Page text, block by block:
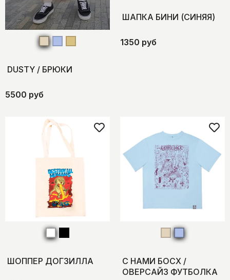
DUSTY / БРЮКИ
5500 руб
ШАПКА БИНИ (СИНЯЯ)
1350 руб
ШОППЕР ДОГЗИЛЛА
C НАМИ БОСХ /
ОВЕРСАЙЗ ФУТБОЛКА